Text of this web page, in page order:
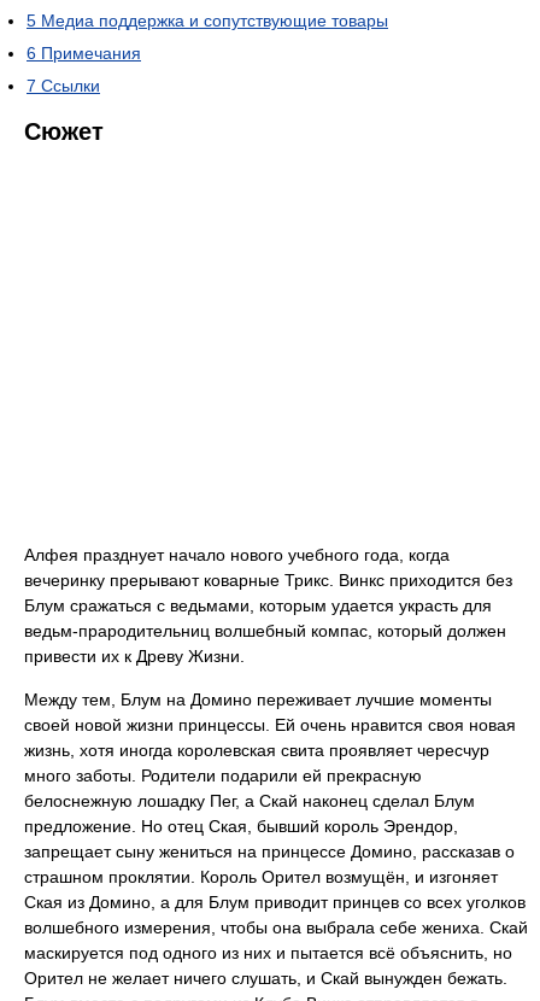
5 Медиа поддержка и сопутствующие товары
6 Примечания
7 Ссылки
Сюжет
Алфея празднует начало нового учебного года, когда
вечеринку прерывают коварные Трикс. Винкс приходится без
Блум сражаться с ведьмами, которым удается украсть для
ведьм-прародительниц волшебный компас, который должен
привести их к Древу Жизни.
Между тем, Блум на Домино переживает лучшие моменты
своей новой жизни принцессы. Ей очень нравится своя новая
жизнь, хотя иногда королевская свита проявляет чересчур
много заботы. Родители подарили ей прекрасную
белоснежную лошадку Пег, а Скай наконец сделал Блум
предложение. Но отец Ская, бывший король Эрендор,
запрещает сыну жениться на принцессе Домино, рассказав о
страшном проклятии. Король Орител возмущён, и изгоняет
Ская из Домино, а для Блум приводит принцев со всех уголков
волшебного измерения, чтобы она выбрала себе жениха. Скай
маскируется под одного из них и пытается всё объяснить, но
Орител не желает ничего слушать, и Скай вынужден бежать.